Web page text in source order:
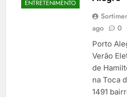
ENTRETENIMENTO
ago
0
Porto
Verão
de
na Toca
1491